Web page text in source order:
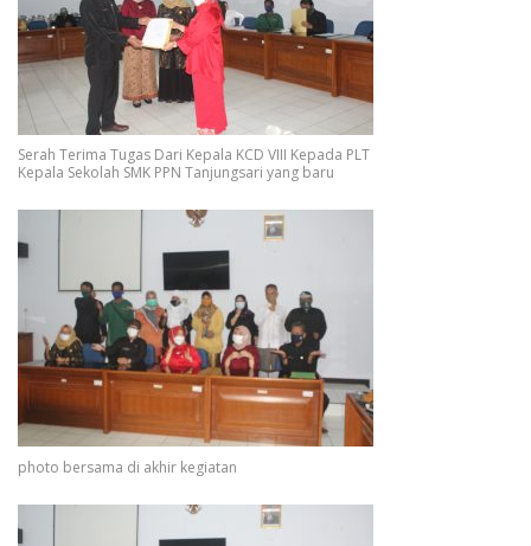
Serah Terima Tugas Dari Kepala KCD VIII Kepada PLT
Kepala Sekolah SMK PPN Tanjungsari yang baru
photo bersama di akhir kegiatan